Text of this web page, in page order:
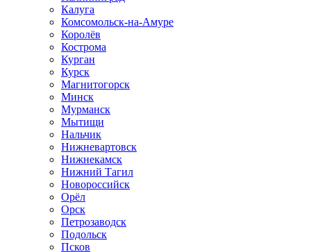
Калуга
Комсомольск-на-Амуре
Королёв
Кострома
Курган
Курск
Магнитогорск
Минск
Мурманск
Мытищи
Нальчик
Нижневартовск
Нижнекамск
Нижний Тагил
Новороссийск
Орёл
Орск
Петрозаводск
Подольск
Псков